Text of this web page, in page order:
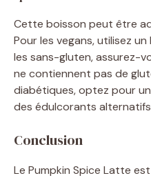
Cette boisson peut être
Pour les vegans, utilisez
les sans-gluten, assurez-
ne contiennent pas de
diabétiques, optez pour
des édulcorants
Conclusion
Le Pumpkin Spice Latte